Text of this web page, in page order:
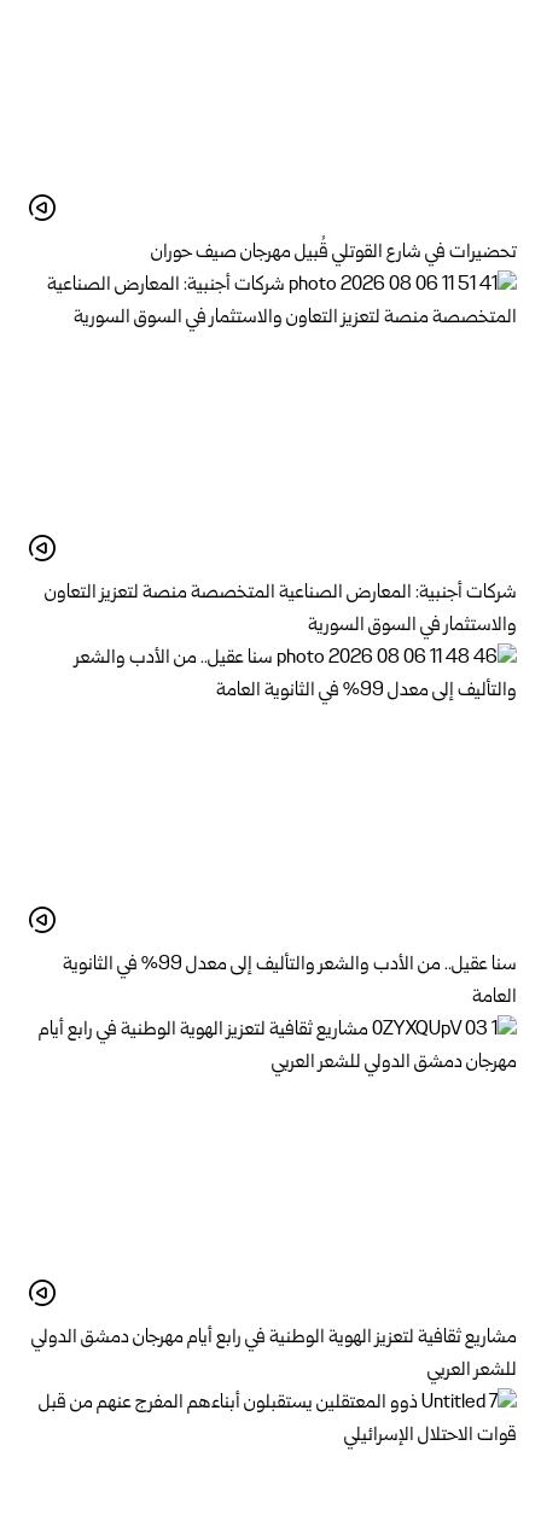
تحضيرات في شارع القوتلي قُبيل مهرجان صيف حوران
شركات أجنبية: المعارض الصناعية المتخصصة منصة لتعزيز التعاون
والاستثمار في السوق السورية
سنا عقيل.. من الأدب والشعر والتأليف إلى معدل 99% في الثانوية
العامة
مشاريع ثقافية لتعزيز الهوية الوطنية في رابع أيام مهرجان دمشق الدولي
للشعر العربي